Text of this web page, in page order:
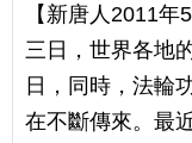
【新唐人2011
三日，世界各地
日，同時，法輪
在不斷傳來。最